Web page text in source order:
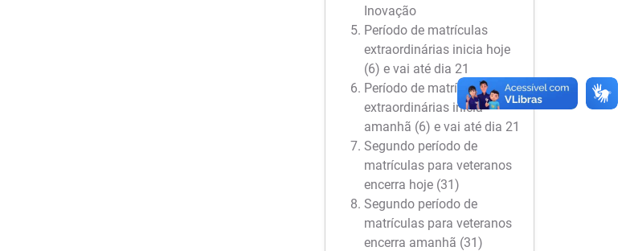
Inovação
Período de matrículas
extraordinárias inicia hoje
(6) e vai até dia 21
Período de matrículas
extraordinárias inicia
amanhã (6) e vai até dia 21
Segundo período de
matrículas para veteranos
encerra hoje (31)
Segundo período de
matrículas para veteranos
encerra amanhã (31)